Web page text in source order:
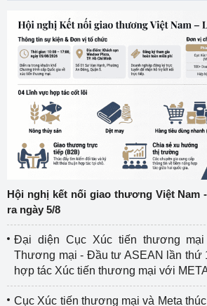
Hội nghị kết nối giao thương Việt Nam
ra ngày 5/8
Đại diện Cục Xúc tiến thương
Thương mại - Đầu tư ASEAN lần thứ
hợp tác Xúc tiến thương mại với
Cục Xúc tiến thương mại và Meta